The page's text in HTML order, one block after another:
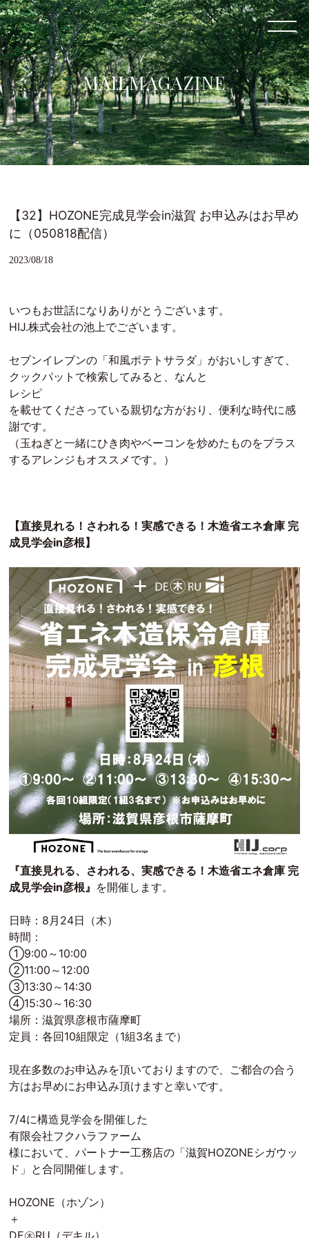
MAILMAGAZINE
【32】HOZONE完成見学会in滋賀 お申込みはお早め
に（050818配信）
2023/08/18
いつもお世話になりありがとうございます。
HIJ.株式会社の池上でございます。
セブンイレブンの「和風ポテトサラダ」がおいしすぎて、
クックパットで検索してみると、なんと
レシピ
を載せてくださっている親切な方がおり、便利な時代に感
謝です。
（玉ねぎと一緒にひき肉やベーコンを炒めたものをプラス
するアレンジもオススメです。）
【直接見れる！さわれる！実感できる！木造省エネ倉庫 完
成見学会in彦根】
『直接見れる、さわれる、実感できる！木造省エネ倉庫 完
成見学会in彦根』 を開催します。
日時：8月24日（木）
時間：
①9:00～10:00
②11:00～12:00
③13:30～14:30
④15:30～16:30
場所：滋賀県彦根市薩摩町
定員：各回10組限定（1組3名まで）
現在多数のお申込みを頂いておりますので、ご都合の合う
方はお早めにお申込み頂けますと幸いです。
7/4に構造見学会を開催した
有限会社フクハラファーム
様において、パートナー工務店の「滋賀HOZONEシガウッ
ド」と合同開催します。
HOZONE（ホゾン）
＋